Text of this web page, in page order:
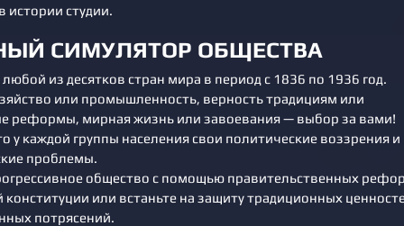
истории студии.
СИМУЛЯТОР ОБЩЕСТВА
из десятков стран мира в период с 1836 по 1936 год.
или промышленность, верность традициям или
реформы, мирная жизнь или завоевания — выбор за вами!
у каждой группы населения свои политические воззрения и
проблемы.
общество с помощью правительственных
или встаньте на защиту традиционных
потрясений.